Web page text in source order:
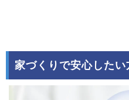
家づくりで安心したい